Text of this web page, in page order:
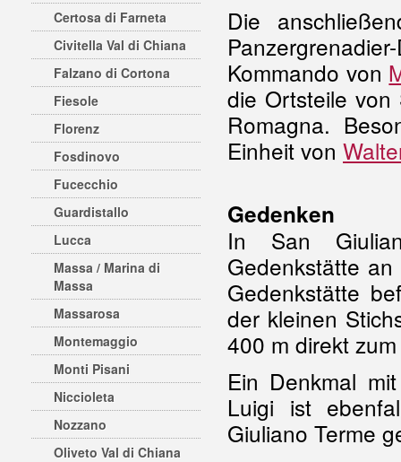
Certosa di Farneta
Civitella Val di Chiana
Falzano di Cortona
Fiesole
Florenz
Fosdinovo
Fucecchio
Guardistallo
Lucca
Massa / Marina di
Massa
Massarosa
Montemaggio
Monti Pisani
Niccioleta
Nozzano
Oliveto Val di Chiana
Die
Kommando von
die Ortsteile
Romagna.
Einheit von
Gedenken
In San
Gedenkstätte
Gedenkstätte
der kleinen
400 m direkt
Ein Denkmal
Luigi ist
Giuliano Terme